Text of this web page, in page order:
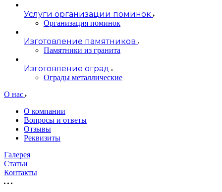
Услуги организации поминок
Организация поминок
Изготовление памятников
Памятники из гранита
Изготовление оград
Ограды металлические
О нас
О компании
Вопросы и ответы
Отзывы
Реквизиты
Галерея
Статьи
Контакты